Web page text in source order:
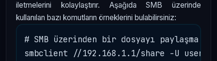
iletmelerini kolaylaştırır. Aşağıda SMB üzerinde
kullanılan bazı komutların örneklerini bulabilirsiniz:
# SMB üzerinden bir dosyayı paylaşma